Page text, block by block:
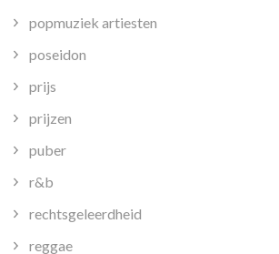
popmuziek artiesten
poseidon
prijs
prijzen
puber
r&b
rechtsgeleerdheid
reggae